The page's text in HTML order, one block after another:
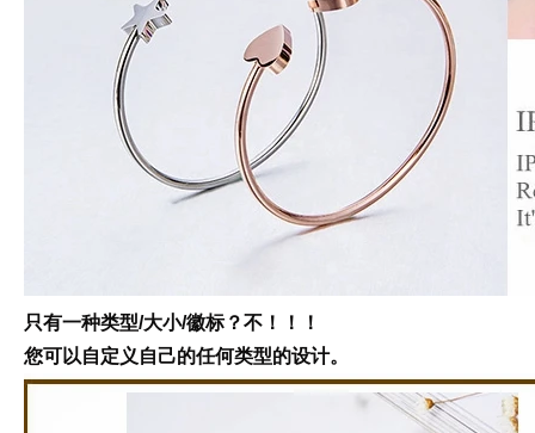
只有一种类型/大小/徽标？不！！！
您可以自定义自己的任何类型的设计。